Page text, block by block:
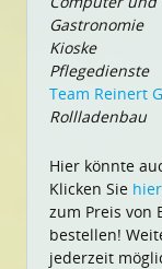
Gastronomie
Kioske
Pflegedienste
Team Reinert
Rollladenbau
Hier könnte
Klicken Sie hier
zum Preis von
bestellen!
jederzeit